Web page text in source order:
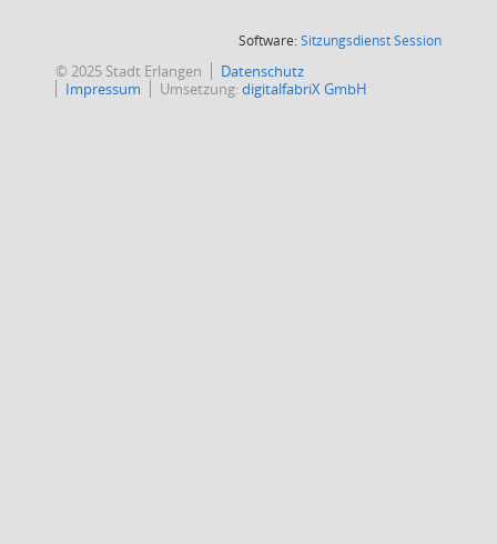
Software:SitzungsdienstSession(Wird in
© 2025 Stadt Erlangen
Datenschutz
Impressum
Umsetzung:digitalfabriX GmbH